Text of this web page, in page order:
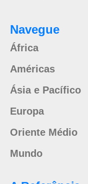
Navegue
África
Américas
Ásia e Pacífico
Europa
Oriente Médio
Mundo